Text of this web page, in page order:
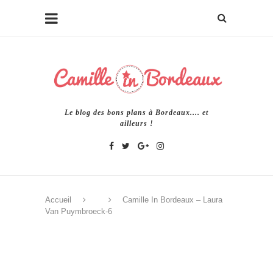
Le blog des bons plans à Bordeaux.... et
ailleurs !
Accueil
Camille In Bordeaux – Laura
Van Puymbroeck-6